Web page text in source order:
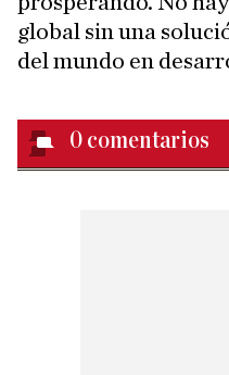
global sin una
del mundo en
0 comentarios